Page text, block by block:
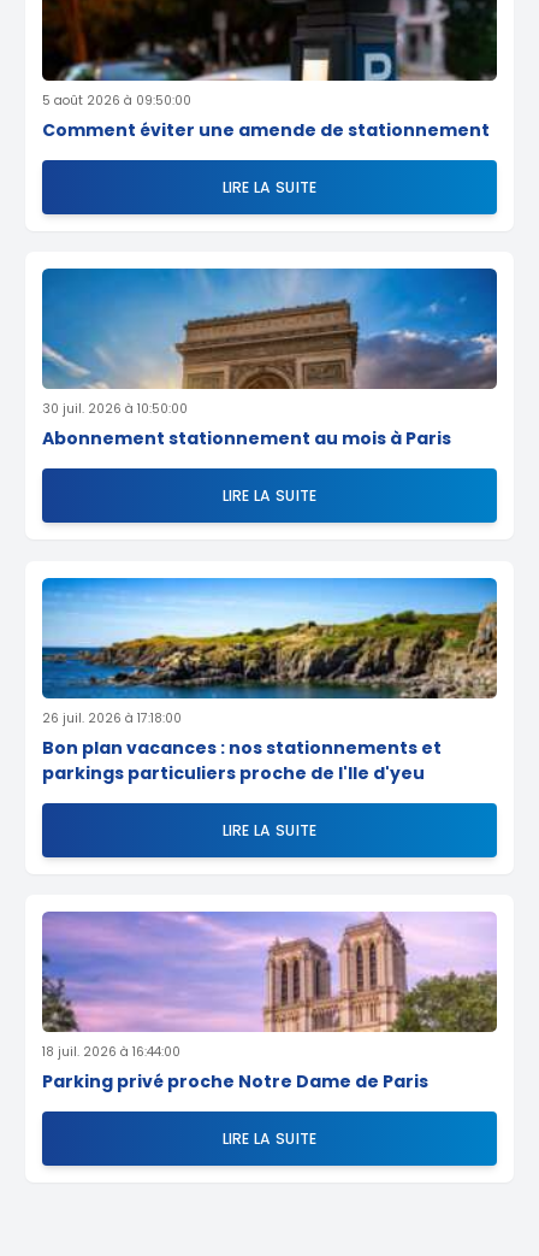
5 août 2026 à 09:50:00
Comment éviter une amende de stationnement
LIRE LA SUITE
30 juil. 2026 à 10:50:00
Abonnement stationnement au mois à Paris
LIRE LA SUITE
26 juil. 2026 à 17:18:00
Bon plan vacances : nos stationnements et
parkings particuliers proche de l'Ile d'yeu
LIRE LA SUITE
18 juil. 2026 à 16:44:00
Parking privé proche Notre Dame de Paris
LIRE LA SUITE